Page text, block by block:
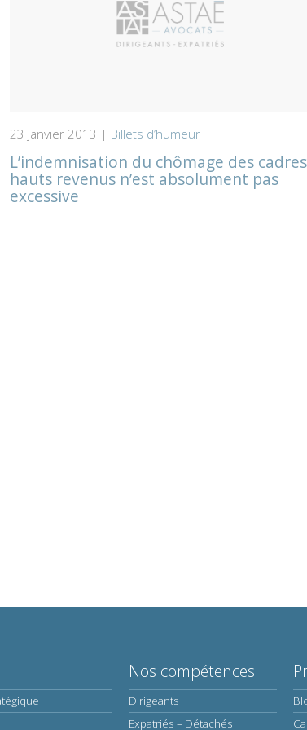
23 janvier 2013 | Billets d’humeur
L’indemnisation du chômage des
hauts revenus n’est absolument pas
excessive
Nos compétences
Dirigeants
Expatriés – Détachés